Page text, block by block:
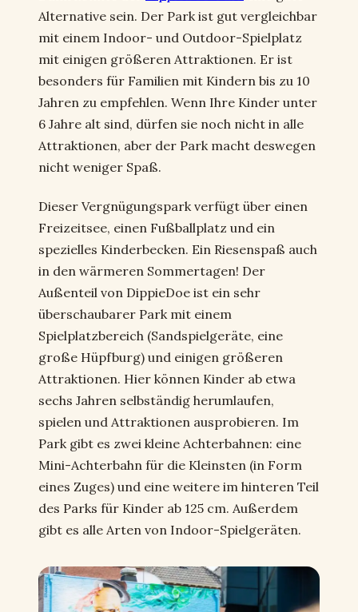
Alternative sein. Der Park ist gut vergleichbar
mit einem Indoor- und Outdoor-Spielplatz
mit einigen größeren Attraktionen. Er ist
besonders für Familien mit Kindern bis zu 10
Jahren zu empfehlen. Wenn Ihre Kinder unter
6 Jahre alt sind, dürfen sie noch nicht in alle
Attraktionen, aber der Park macht deswegen
nicht weniger Spaß.
Dieser Vergnügungspark verfügt über einen
Freizeitsee, einen Fußballplatz und ein
spezielles Kinderbecken. Ein Riesenspaß auch
in den wärmeren Sommertagen! Der
Außenteil von DippieDoe ist ein sehr
überschaubarer Park mit einem
Spielplatzbereich (Sandspielgeräte, eine
große Hüpfburg) und einigen größeren
Attraktionen. Hier können Kinder ab etwa
sechs Jahren selbständig herumlaufen,
spielen und Attraktionen ausprobieren. Im
Park gibt es zwei kleine Achterbahnen: eine
Mini-Achterbahn für die Kleinsten (in Form
eines Zuges) und eine weitere im hinteren Teil
des Parks für Kinder ab 125 cm. Außerdem
gibt es alle Arten von Indoor-Spielgeräten.